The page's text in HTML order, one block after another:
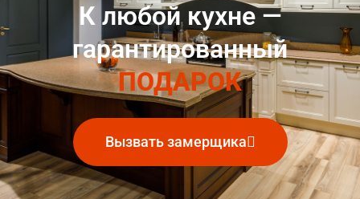
К любой кухне —
гарантированный
ПОДАРОК
Вызвать замерщика